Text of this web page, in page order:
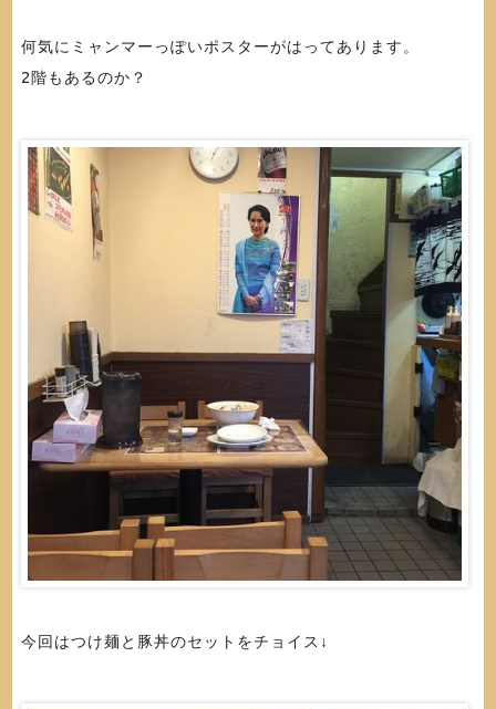
何気にミャンマーっぽいポスターがはってあります。
2階もあるのか？
今回はつけ麺と豚丼のセットをチョイス↓